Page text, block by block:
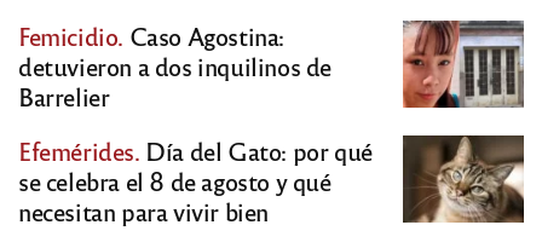
Femicidio. Caso Agostina:
detuvieron a dos inquilinos de
Barrelier
Efemérides. Día del Gato: por qué
se celebra el 8 de agosto y qué
necesitan para vivir bien